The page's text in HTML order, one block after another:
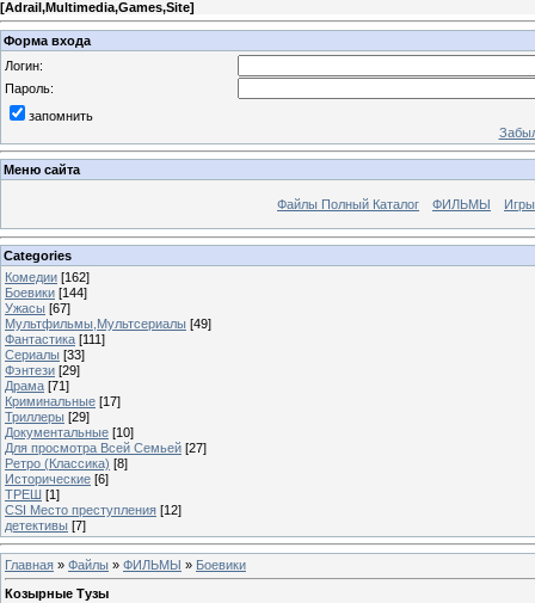
[Adrail,Multimedia,Games,Site]
Форма входа
Логин:
Пароль:
запомнить
Меню сайта
Файлы Полный Каталог ФИЛЬМЫ
Categories
Комедии [162]
Боевики [144]
Ужасы [67]
Мультфильмы,Мультсериалы [49]
Фантастика [111]
Сериалы [33]
Фэнтези [29]
Драма [71]
Криминальные [17]
Триллеры [29]
Документальные [10]
Для просмотра Всей Семьей [27]
Ретро (Классика) [8]
Исторические [6]
ТРЕШ [1]
CSI Место преступления [12]
детективы [7]
Главная » Файлы » ФИЛЬМЫ » Боевики
Козырные Тузы